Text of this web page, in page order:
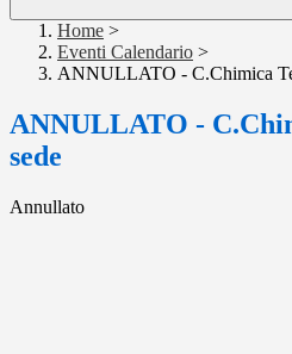
Home >
Eventi Calendario >
ANNULLATO - C.Chimica
ANNULLATO -
sede
Annullato